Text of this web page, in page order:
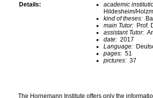
Details:
academic
Hildesheim/
kind of theses:
main Tutor: Prof.
assistant Tutor:
date: 2017
Language:
pages: 51
pictures: 37
The Hornemann Institute offers only the